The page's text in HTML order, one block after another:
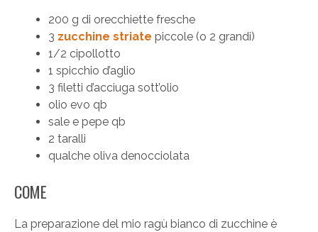
200 g di orecchiette fresche
3 zucchine striate piccole (o 2 grandi)
1/2 cipollotto
1 spicchio d’aglio
3 filetti d’acciuga sott’olio
olio evo qb
sale e pepe qb
2 taralli
qualche oliva denocciolata
COME
La preparazione del mio ragù bianco di zucchine è